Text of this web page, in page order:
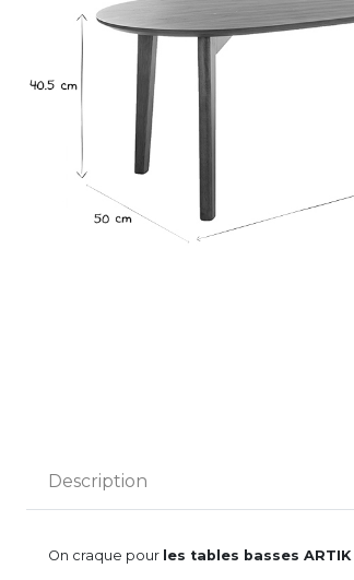
Description
On craque pour les tables basses ARTIK